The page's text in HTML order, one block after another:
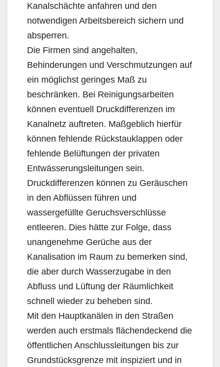
Kanalschächte anfahren und den
notwendigen Arbeitsbereich sichern und
absperren.
Die Firmen sind angehalten,
Behinderungen und Verschmutzungen auf
ein möglichst geringes Maß zu
beschränken. Bei Reinigungsarbeiten
können eventuell Druckdifferenzen im
Kanalnetz auftreten. Maßgeblich hierfür
können fehlende Rückstauklappen oder
fehlende Belüftungen der privaten
Entwässerungsleitungen sein.
Druckdifferenzen können zu Geräuschen
in den Abflüssen führen und
wassergefüllte Geruchsverschlüsse
entleeren. Dies hätte zur Folge, dass
unangenehme Gerüche aus der
Kanalisation im Raum zu bemerken sind,
die aber durch Wasserzugabe in den
Abfluss und Lüftung der Räumlichkeit
schnell wieder zu beheben sind.
Mit den Hauptkanälen in den Straßen
werden auch erstmals flächendeckend die
öffentlichen Anschlussleitungen bis zur
Grundstücksgrenze mit inspiziert und in